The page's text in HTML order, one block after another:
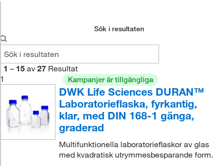
Sök i resultaten
1 – 15 av 27 Resultat
1
Kampanjer är tillgängliga
DWK Life Sciences DURAN™
Laboratorieflaska, fyrkantig,
klar, med DIN 168-1 gänga,
graderad
Multifunktionella laboratorieflaskor av glas
med kvadratisk utrymmesbesparande form.